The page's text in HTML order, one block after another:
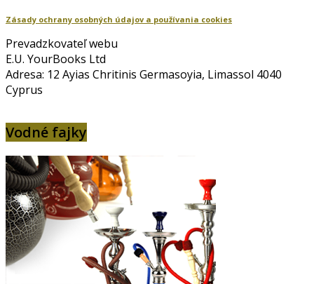
Zásady ochrany osobných údajov a používania cookies
Prevadzkovateľ webu
E.U. YourBooks Ltd
Adresa: 12 Ayias Chritinis Germasoyia, Limassol 4040
Cyprus
Vodné fajky